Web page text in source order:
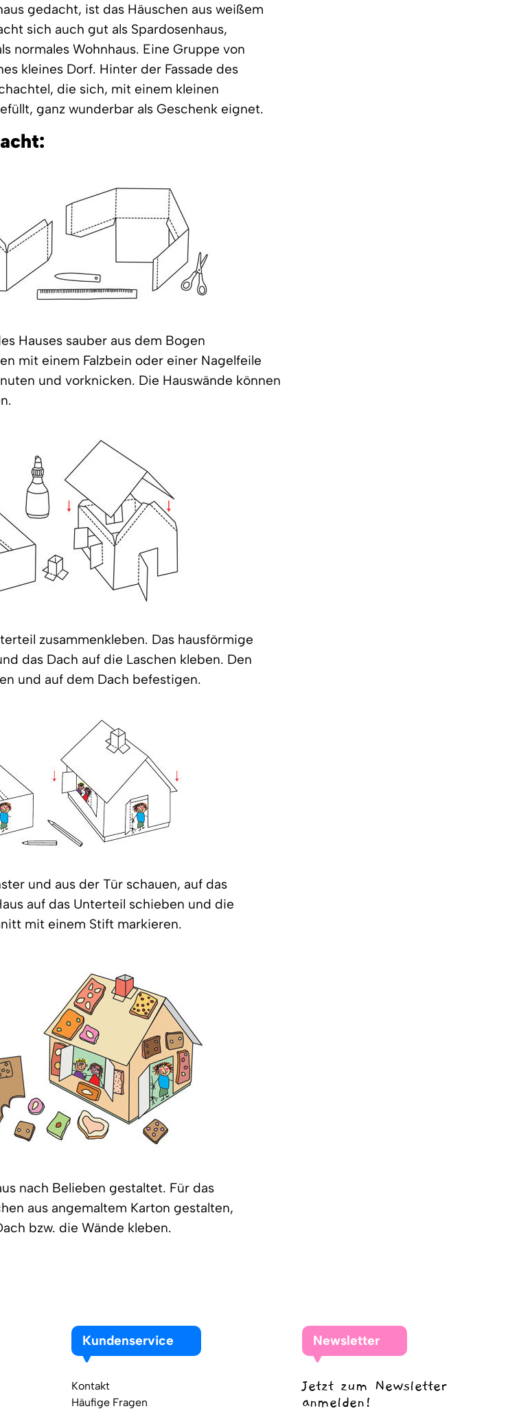
gedacht, ist das Häuschen aus weißem
sich auch gut als Spardosenhaus,
normales Wohnhaus. Eine Gruppe von
kleines Dorf. Hinter der Fassade des
die sich, mit einem kleinen
ganz wunderbar als Geschenk eignet.
Hauses sauber aus dem Bogen
mit einem Falzbein oder einer Nagelfeile
und vorknicken. Die Hauswände können
zusammenkleben. Das hausförmige
das Dach auf die Laschen kleben. Den
und auf dem Dach befestigen.
und aus der Tür schauen, auf das
auf das Unterteil schieben und die
mit einem Stift markieren.
nach Belieben gestaltet. Für das
aus angemaltem Karton gestalten,
bzw. die Wände kleben.
Kundenservice
Kontakt
Häufige Fragen
Newsletter
Jetzt zum Newsletter
anmelden!